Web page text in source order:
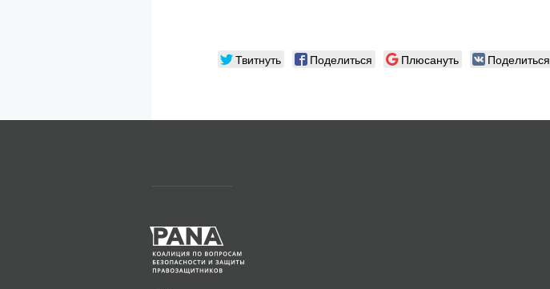
Твитнуть Поделиться Плюсануть Поделиться